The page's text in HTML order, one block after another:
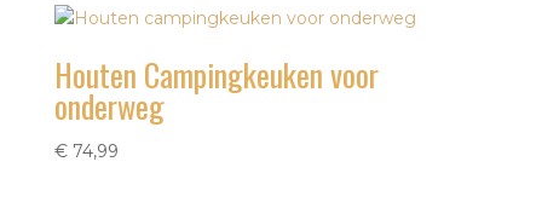
Houten Campingkeuken voor
onderweg
€74,99